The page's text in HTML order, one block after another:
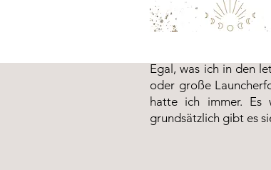
Egal, was ich in den
oder große
hatte ich immer. Es
grundsätzlich gibt es